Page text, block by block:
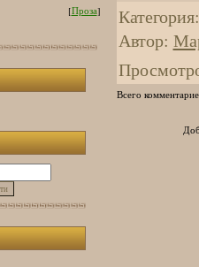
[Проза]
Категория:
Автор:
Всего